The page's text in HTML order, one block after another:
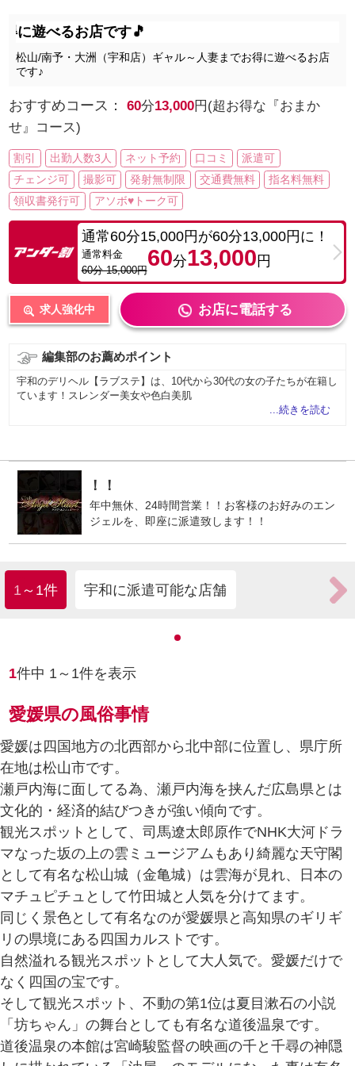
べるお店です🎵
松山/南予・大洲（宇和店）ギャル～人妻までお得に遊べるお店
です♪
おすすめコース：60分13,000円(超お得な『おまか
せ』コース)
割引 出勤人数3人 ネット予約 口コミ
派遣可
チェンジ可
撮影可 発射無制限 交通費無料
指名料無料
領収書発行可
アソボ♥トーク可
通常60分15,000円が60分13,000円に！
通常料金
60分 15,000円60分13,000円
求人強化中 お店に電話する
編集部のお薦めポイント
宇和のデリヘル【ラブステ】は、10代から30代の女の子たちが在籍し
ています！スレンダー美女や色白美肌
...続きを読む
PR 眠らないデリバリーヘルス★24時
年中無休、24時間営業！！お客様のお好みのエン
ジェルを、即座に派遣致します！！
1～1件 宇和に派遣可能な店舗
1件中 1 ～ 1件を表示
愛媛県の風俗事情
愛媛は四国地方の北西部から北中部に位置し、県庁所
在地は松山市です。
瀬戸内海に面してる為、瀬戸内海を挟んだ広島県とは
文化的・経済的結びつきが強い傾向です。
観光スポットとして、司馬遼太郎原作でNHK大河ドラ
マ‎なった坂の上の雲ミュージアムもあり綺麗な天守閣
として有名な松山城（金亀城）は雲海が見れ、日本の
マチュピチュとして竹田城と人気を分けてます。
同じく景色として有名なのが愛媛県と高知県のギリギ
リの県境にある四国カルストです。
自然溢れる観光スポットとして大人気で。愛媛だけで
なく四国の宝です。
そして観光スポット、不動の第1位は夏目漱石の小説
「坊ちゃん」の舞台としても有名な道後温泉です。
道後温泉の本館は宮崎駿監督の映画の千と千尋の神隠